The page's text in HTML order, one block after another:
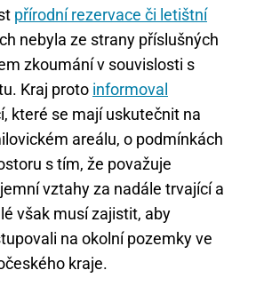
přírodní rezervace či letištní
nebyla ze strany příslušných
zkoumání v souvislosti s
Kraj proto informoval
které se mají uskutečnit na
areálu, o podmínkách
s tím, že považuje
vztahy za nadále trvající a
však musí zajistit, aby
na okolní pozemky ve
kraje.